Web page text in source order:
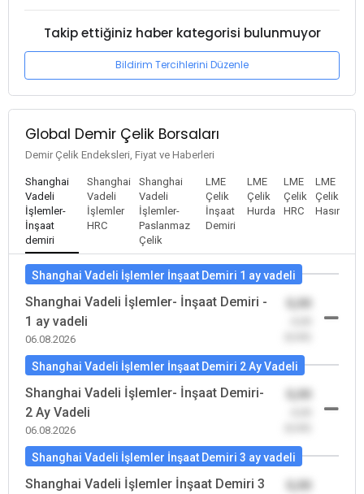
Takip ettiğiniz haber kategorisi bulunmuyor
Bildirim Tercihlerini Düzenle
Global Demir Çelik Borsaları
Demir Çelik Endeksleri, Fiyat ve Haberleri
Shanghai
Vadeli
İşlemler-
İnşaat
demiri
Shanghai
Vadeli
İşlemler
HRC
Shanghai
Vadeli
İşlemler-
Paslanmaz
Çelik
LME
Çelik
İnşaat
Demiri
LME
Çelik
Hurda
LME
Çelik
HRC
LME
Çelik
Hasır
Shanghai Vadeli İşlemler İnşaat Demiri 1 ay vadeli
Shanghai Vadeli İşlemler- İnşaat Demiri -
1 ay vadeli
06.08.2026
Shanghai Vadeli İşlemler İnşaat Demiri 2 Ay Vadeli
Shanghai Vadeli İşlemler- İnşaat Demiri-
2 Ay Vadeli
06.08.2026
Shanghai Vadeli İşlemler İnşaat Demiri 3 ay vadeli
Shanghai Vadeli İşlemler İnşaat Demiri 3